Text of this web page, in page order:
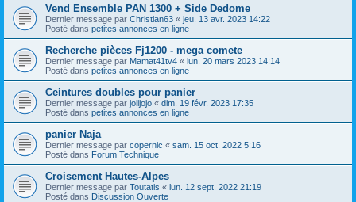
Vend Ensemble PAN 1300 + Side Dedome
Dernier message par Christian63 « jeu. 13 avr. 2023 14:22
Posté dans petites annonces en ligne
Recherche pièces Fj1200 - mega comete
Dernier message par Mamat41tv4 « lun. 20 mars 2023 14:14
Posté dans petites annonces en ligne
Ceintures doubles pour panier
Dernier message par jolijojo « dim. 19 févr. 2023 17:35
Posté dans petites annonces en ligne
panier Naja
Dernier message par copernic « sam. 15 oct. 2022 5:16
Posté dans Forum Technique
Croisement Hautes-Alpes
Dernier message par Toutatis « lun. 12 sept. 2022 21:19
Posté dans Discussion Ouverte